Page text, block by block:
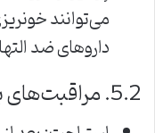
می‌توانند
داروهای ضد
5.2. مراقبت‌های بعد از عمل